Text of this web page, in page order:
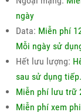
ngày
Data: Miễn phí
Mỗi ngày sử
Hết lưu lượng:
sau sử dụng tiếp.
Miễn phí lưu trữ
Miễn phí xem